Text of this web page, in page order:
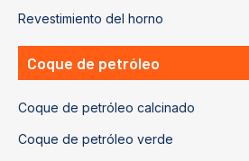
Revestimiento del horno
Coque de petróleo
Coque de petróleo calcinado
Coque de petróleo verde